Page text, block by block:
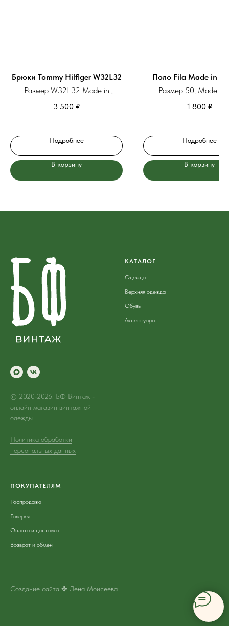
Брюки Tommy Hilfiger W32L32
Размер W32L32 Made in
3 500 ₽
Подробнее
В корзину
Поло Fila Made in
Размер 50, Made in
1 800 ₽
Подробнее
В корзину
© 2020-2026. БФ Винтаж -
онлайн магазин винтажной
одежды
Политика обработки
персональных данных
КАТАЛОГ
Одежда
Верхняя одежда
Обувь
Аксессуары
ПОКУПАТЕЛЯМ
Распродажа
Галерея
Оплата и доставка
Возврат и обмен
Создание сайта ✤ Лена Моисеева